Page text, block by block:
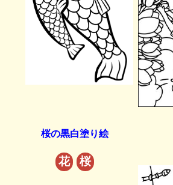
桜の黒白塗り絵
花 桜